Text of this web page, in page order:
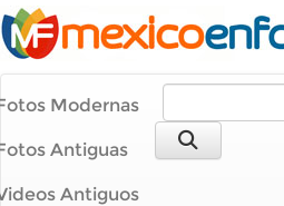
Modernas
Antiguas
Antiguos